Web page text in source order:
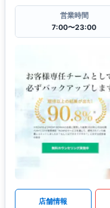
営業時間
7:00〜23:00
店舗情報